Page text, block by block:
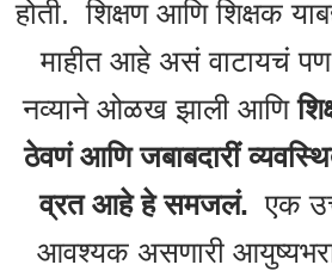
होती. शिक्षण आणि शिक्षक
माहीत आहे असं वाटायचं पण
नव्याने ओळख झाली आणि
ठेवणं आणि जबाबदारीं
व्रत आहे हे समजलं. एक
आवश्यक असणारी